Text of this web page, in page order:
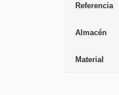
Referencia
Almacén
Material